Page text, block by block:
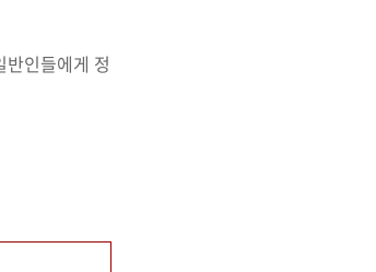
인들에게 정